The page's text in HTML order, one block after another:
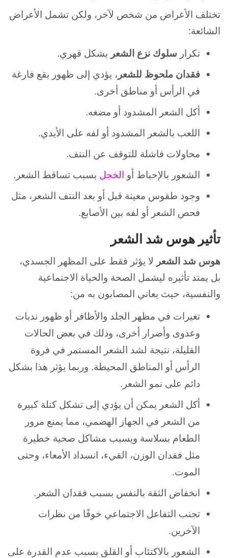
تختلف الأعراض من شخص لآخر، ولكن تشمل الأعراض
الشائعة:
تكرار سلوك نزع الشعر بشكل قهري.
فقدان ملحوظ للشعر ، يؤدي إلى ظهور بقع فارغة
في الرأس أو مناطق أخرى.
أكل الشعر المشدود أو مضغه.
اللعب بالشعر المشدود أو لفه على الأيدي.
محاولات فاشلة للتوقف عن النتف.
الشعور بالإحباط أو الخجل بسبب تساقط الشعر.
وجود طقوس معينة قبل أو بعد النتف الشعر، مثل
فحص الشعر أو لفه بين الأصابع.
تأثير هوس شد الشعر
هوس شد الشعر لا يؤثر فقط على المظهر الجسدي،
بل يمتد تأثيره ليشمل الصحة والحياة الاجتماعية
والنفسية، حيث يعاني المصابون به من:
تغيرات في مظهر الجلد والأظافر أو ظهور ندبات
وعدوى وأضرار أخرى، وذلك في بعض الحالات
القليلة، نتيجة لشد الشعر المستمر في فروة
الرأس أو المناطق المحيطة. وربما يؤثر هذا بشكل
دائم على نمو الشعر.
أكل الشعر يمكن أن يؤدي إلى تشكل كتلة كبيرة
من الشعر في الجهاز الهضمي، مما يمنع مرور
الطعام بسلاسة ويسبب مشاكل صحية خطيرة
مثل فقدان الوزن، القيء، انسداد الأمعاء، وحتى
الموت.
انخفاض الثقة بالنفس بسبب فقدان الشعر.
تجنب التفاعل الاجتماعي خوفًا من نظرات
الآخرين.
الشعور بالاكتئاب أو القلق بسبب عدم القدرة على